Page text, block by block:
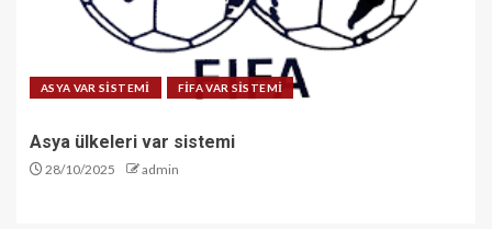
ASYA VAR SİSTEMİ FİFA VAR SİSTEMİ
Asya ülkeleri var sistemi
28/10/2025 admin